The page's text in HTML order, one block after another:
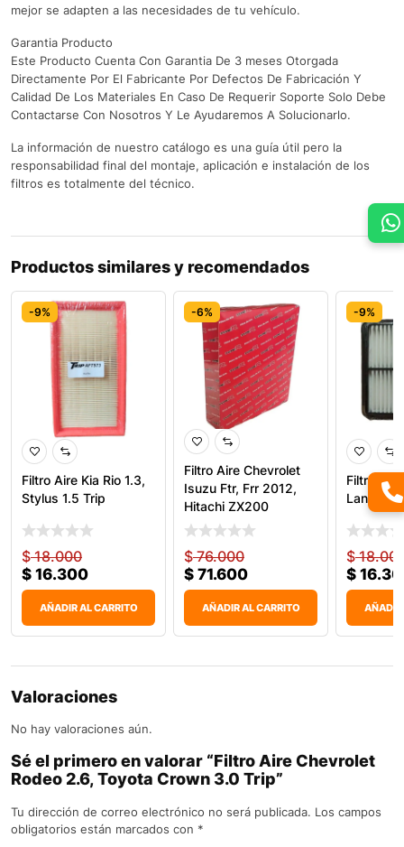
mejor se adapten a las necesidades de tu vehículo.
Garantia Producto
Este Producto Cuenta Con Garantia De 3 meses Otorgada
Directamente Por El Fabricante Por Defectos De Fabricación Y
Calidad De Los Materiales En Caso De Requerir Soporte Solo Debe
Contactarse Con Nosotros Y Le Ayudaremos A Solucionarlo.
La información de nuestro catálogo es una guía útil pero la
responsabilidad final del montaje, aplicación e instalación de los
filtros es totalmente del técnico.
Productos similares y recomendados
-9%
Filtro Aire Kia Rio 1.3,
Stylus 1.5 Trip
$18.000
$ 16.300
AÑADIR AL CARRITO
-6%
Filtro Aire Chevrolet
Isuzu Ftr, Frr 2012,
Hitachi ZX200
$76.000
$ 71.600
AÑADIR AL CARRITO
-9%
Filtro
Lanos
$
$
AÑADIR
Valoraciones
No hay valoraciones aún.
Sé el primero en valorar “Filtro Aire Chevrolet
Rodeo 2.6, Toyota Crown 3.0 Trip”
Tu dirección de correo electrónico no será publicada. Los campos
obligatorios están marcados con *